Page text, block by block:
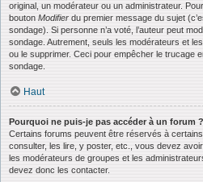
original, un modérateur ou un administrateur.
bouton Modifier du premier message du sujet
sondage). Si personne n’a voté, l’auteur peut
sondage. Autrement, seuls les modérateurs et
ou le supprimer. Ceci pour empêcher le trucage
sondage.
Haut
Pourquoi ne puis-je pas accéder à un forum ?
Certains forums peuvent être réservés à
consulter, les lire, y poster, etc., vous devez
les modérateurs de groupes et les
devez donc les contacter.